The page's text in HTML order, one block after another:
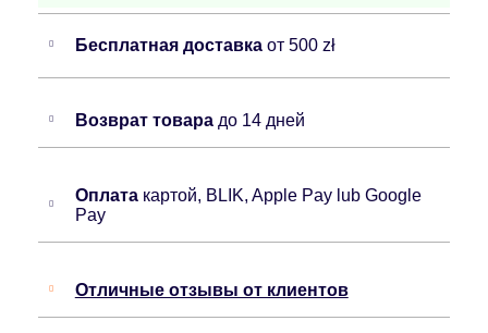
Бесплатная доставка от 500 zł
Возврат товара до 14 дней
Оплата картой, BLIK, Apple Pay lub Google
Pay
Отличные отзывы от клиентов